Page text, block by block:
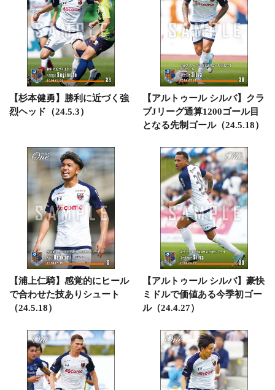
【杉本健勇】勝利に近づく強
烈ヘッド（24.5.3）
【アルトゥール シルバ】クラ
ブJリーグ通算1200ゴール目
となる先制ゴール（24.5.18）
【浦上仁騎】感覚的にヒール
で合わせた技ありシュート
（24.5.18）
【アルトゥール シルバ】豪快
ミドルで価値ある今季初ゴー
ル（24.4.27）